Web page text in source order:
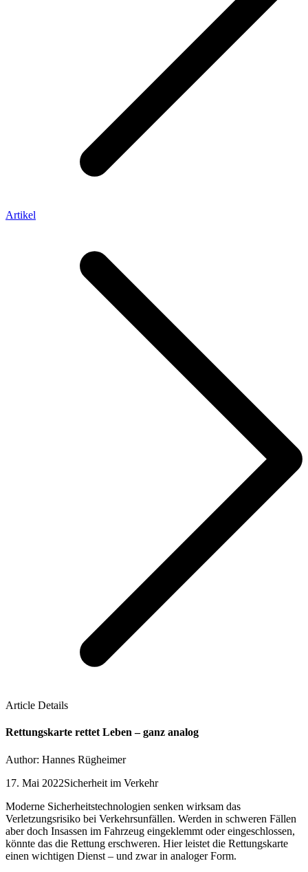
Artikel
Article Details
Rettungskarte rettet Leben – ganz analog
Author: Hannes Rügheimer
17. Mai 2022Sicherheit im Verkehr
Moderne Sicherheitstechnologien senken wirksam das
Verletzungsrisiko bei Verkehrsunfällen. Werden in schweren Fällen
aber doch Insassen im Fahrzeug eingeklemmt oder eingeschlossen,
könnte das die Rettung erschweren. Hier leistet die Rettungskarte
einen wichtigen Dienst – und zwar in analoger Form.